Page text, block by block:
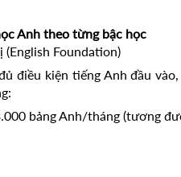
Anh theo từng bậc học
(English Foundation)
điều kiện tiếng Anh đầu
bảng Anh/tháng (tương